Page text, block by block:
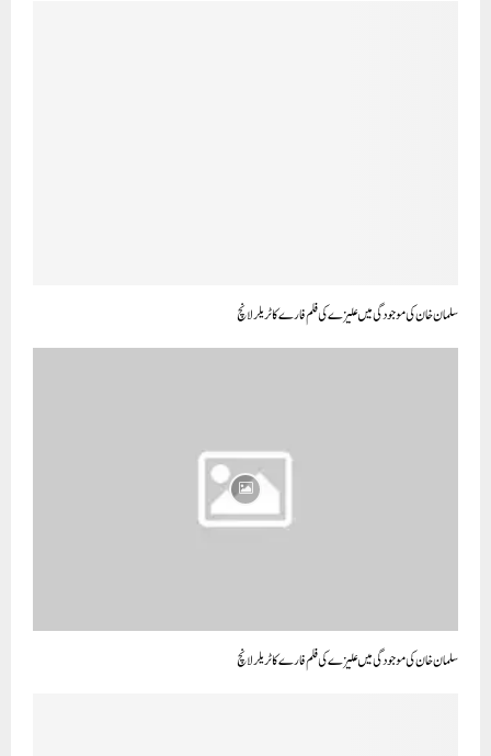
سلمان خان کی موجودگی میں علیزے کی فلم فارے کا ٹریلر لانچ
سلمان خان کی موجودگی میں علیزے کی فلم فارے کا ٹریلر لانچ